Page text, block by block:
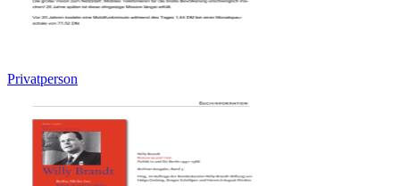
Privatperson